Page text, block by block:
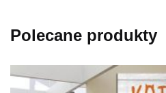
Polecane produkty